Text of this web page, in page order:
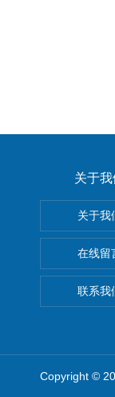
关于我
关于我
在线留
联系我
Copyright ©